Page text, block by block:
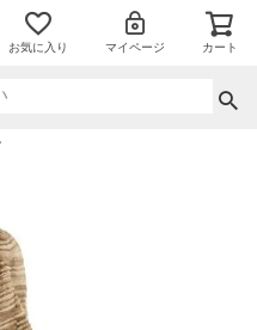
お気に入り マイページ カート